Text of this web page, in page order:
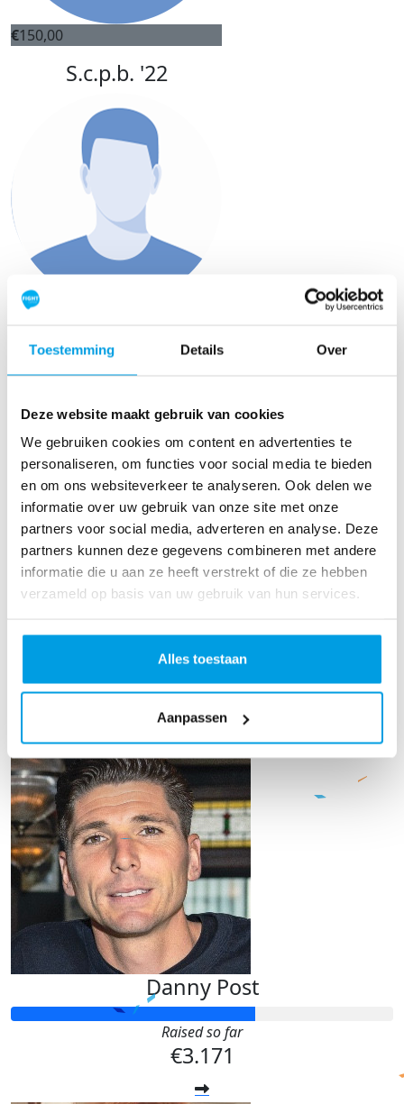
Toestemming Details Over
Deze website maakt gebruik van cookies
We gebruiken cookies om content en advertenties te
personaliseren, om functies voor social media te bieden
en om ons websiteverkeer te analyseren. Ook delen we
informatie over uw gebruik van onze site met onze
partners voor social media, adverteren en analyse. Deze
partners kunnen deze gegevens combineren met andere
informatie die u aan ze heeft verstrekt of die ze hebben
verzameld op basis van uw gebruik van hun services.
Alles toestaan
Aanpassen
€150,00
S.c.p.b. '22
50,00
David Van Der Werff
21,19
Anoniem
TOON MEER
Ons team
Danny Post
Raised so far
€3.171